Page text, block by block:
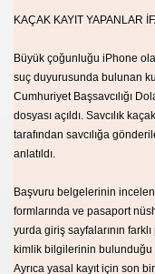
KAÇAK KAYIT YAPANLAR
Büyük çoğunluğu iPhone
suç duyurusunda bulunan
Cumhuriyet Başsavcılığı
dosyası açıldı. Savcılık
tarafından savcılığa
anlatıldı.
Başvuru belgelerinin
formlarında ve pasaport
yurda giriş sayfalarının
kimlik bilgilerinin bulunduğu
Ayrıca yasal kayıt için son